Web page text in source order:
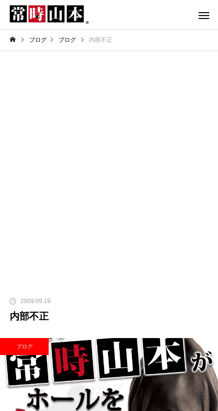
ブログ ブログ 内部不正
2009.09.19
内部不正
ブログ